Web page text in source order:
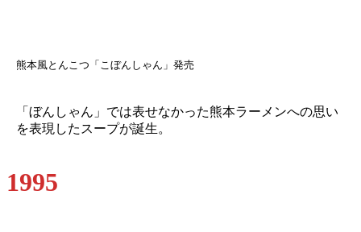
熊本風とんこつ「こぼんしゃん」発売
「ぼんしゃん」では表せなかった熊本ラーメンへの思い
を表現したスープが誕生。
1995